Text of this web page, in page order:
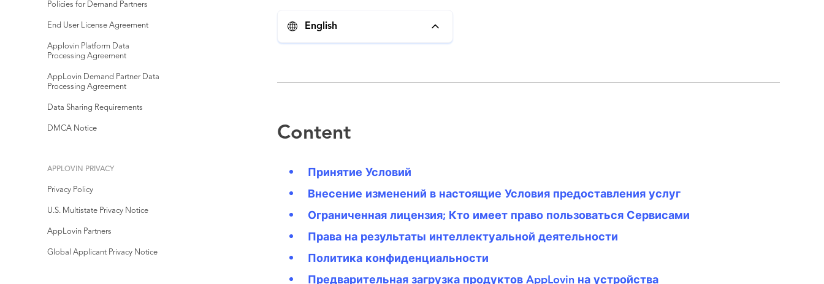
Policies for Demand Partners
End User License Agreement
Applovin Platform Data
Processing Agreement
AppLovin Demand Partner Data
Processing Agreement
Data Sharing Requirements
DMCA Notice
APPLOVIN PRIVACY
Privacy Policy
U.S. Multistate Privacy Notice
AppLovin Partners
Global Applicant Privacy Notice
English
Content
Принятие Условий
Внесение изменений в настоящие Условия предоставления услуг
Ограниченная лицензия; Кто имеет право пользоваться Сервисами
Права на результаты интеллектуальной деятельности
Политика конфиденциальности
Предварительная загрузка продуктов AppLovin на устройства